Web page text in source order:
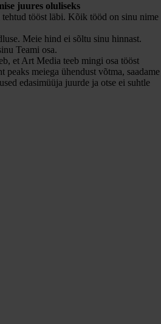
juures oluliseks
tööst läbi. Kõik tööd on sinu nime
Meie hind ei sõltu sinu hinnast.
Teami osa.
et Art Media teeb mingi osa tööst
peaks meiega ühendust võtma, saadame
edasimüüja juurde ja otse ei suhtle